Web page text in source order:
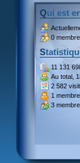
Qui est
0
11 131
Au total,
2 582
1
3